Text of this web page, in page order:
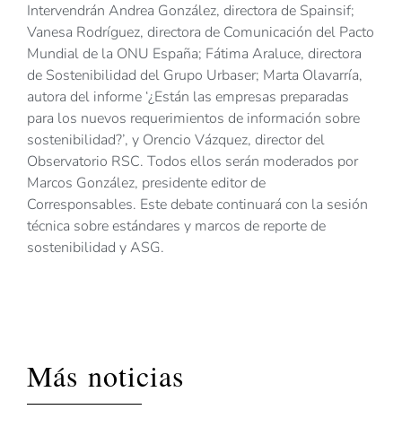
Intervendrán Andrea González, directora de Spainsif;
Vanesa Rodríguez, directora de Comunicación del Pacto
Mundial de la ONU España; Fátima Araluce, directora
de Sostenibilidad del Grupo Urbaser; Marta Olavarría,
autora del informe ‘¿Están las empresas preparadas
para los nuevos requerimientos de información sobre
sostenibilidad?’, y Orencio Vázquez, director del
Observatorio RSC. Todos ellos serán moderados por
Marcos González, presidente editor de
Corresponsables. Este debate continuará con la sesión
técnica sobre estándares y marcos de reporte de
sostenibilidad y ASG.
Más noticias